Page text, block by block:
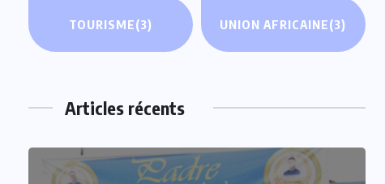
TOURISME(3) UNION AFRICAINE(3)
Articles récents